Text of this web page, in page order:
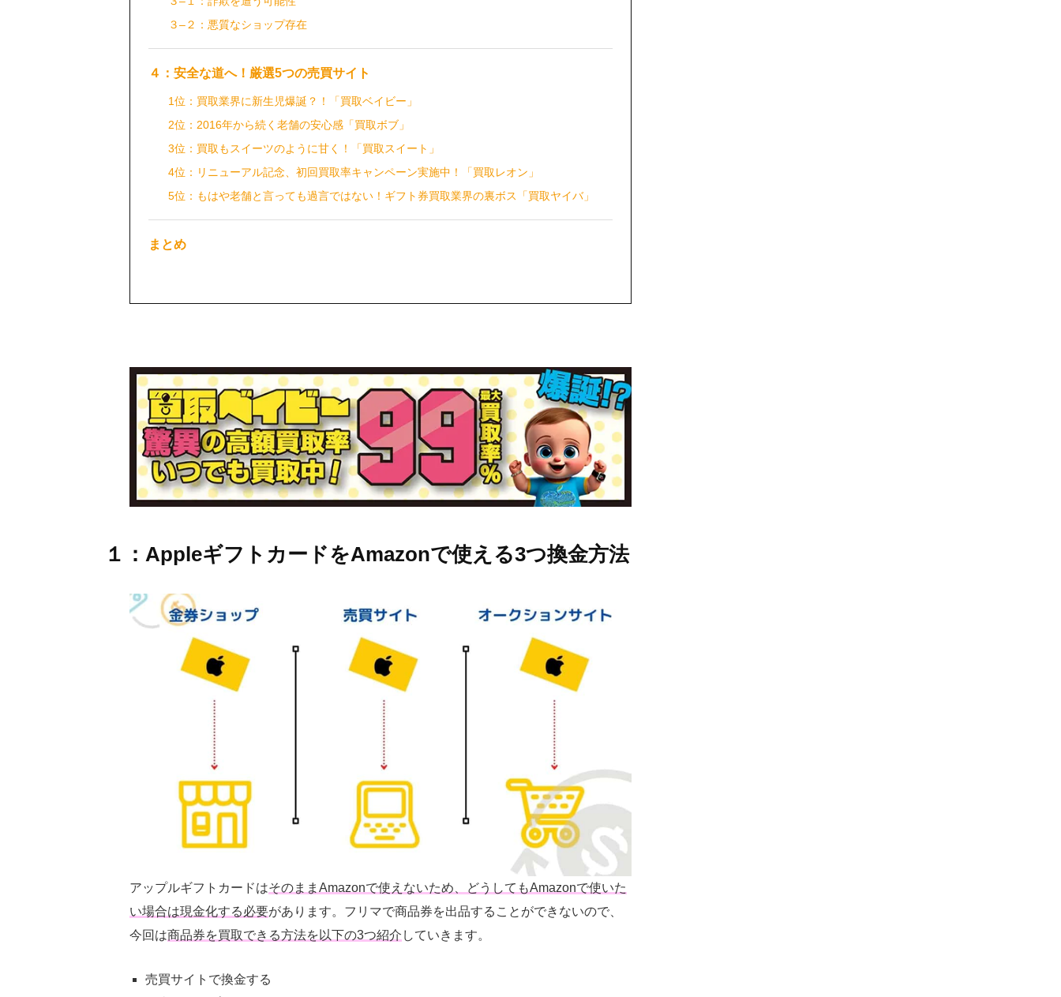
３–２：悪質なショップ存在
４：安全な道へ！厳選5つの売買サイト
1位：買取業界に新生児爆誕？！「買取ベイビー」
2位：2016年から続く老舗の安心感「買取ボブ」
3位：買取もスイーツのように甘く！「買取スイート」
4位：リニューアル記念、初回買取率キャンペーン実施中！「買取レオン」
5位：もはや老舗と言っても過言ではない！ギフト券買取業界の裏ボス「買取ヤイバ」
まとめ
１：AppleギフトカードをAmazonで使える3つ換金方法
アップルギフトカードはそのまま Amazonで使えないため、どうしてもAmazonで使いた
い場合は現金化する必要があります。フリマで商品券を出品することができないので、
今回は商品券を買取できる方法を以下の3つ紹介 していきます。
売買サイトで換金する